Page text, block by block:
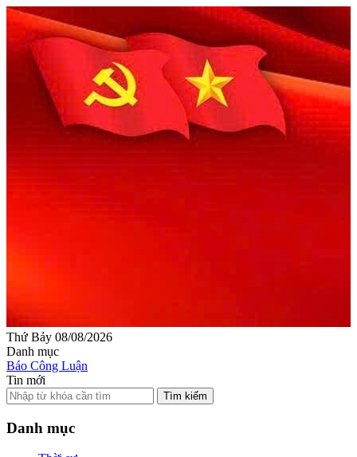
Thứ Bảy 08/08/2026
Danh mục
Báo Công Luận
Tin mới
Tìm kiếm
Danh mục